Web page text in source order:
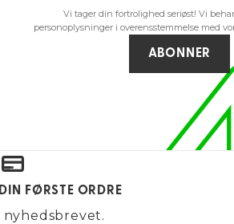
Vi tager din fortrolighed seriøst! Vi
personoplysninger i overensstemmelse med
ABONNER
FØRSTE ORDRE